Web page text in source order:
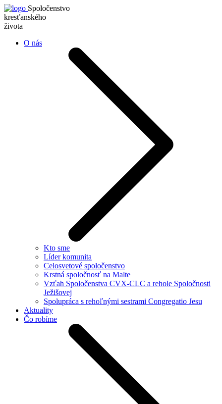
Spoločenstvo
kresťanského
života
O nás
Kto sme
Líder komunita
Celosvetové spoločenstvo
Krstná spoločnosť na Malte
Vzťah Spoločenstva CVX-CLC a rehole Spoločnosti
Ježišovej
Spolupráca s rehoľnými sestrami Congregatio Jesu
Aktuality
Čo robíme